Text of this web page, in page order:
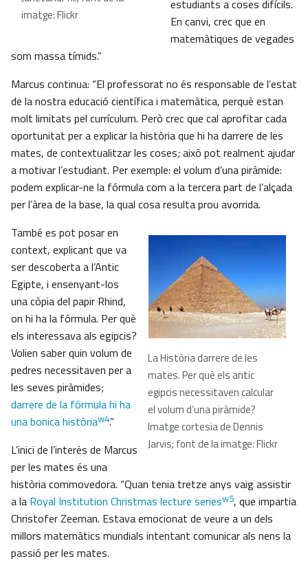
imatge: Flickr
estudiants a coses difícils.
En canvi, crec que en
matemàtiques de vegades
som massa tímids.”
Marcus continua: “El professorat no és responsable de l’estat
de la nostra educació científica i matemàtica, perquè estan
molt limitats pel currículum. Però crec que cal aprofitar cada
oportunitat per a explicar la història que hi ha darrere de les
mates, de contextualitzar les coses; això pot realment ajudar
a motivar l’estudiant. Per exemple: el volum d’una piràmide:
podem explicar-ne la fórmula com a la tercera part de l’alçada
per l’àrea de la base, la qual cosa resulta prou avorrida.
La Història darrere de les
mates. Per què els antic
egipcis necessitaven calcular
el volum d’una piràmide?
Imatge cortesia de Dennis
Jarvis; font de la imatge: Flickr
També es pot posar en
context, explicant que va
ser descoberta a l’Antic
Egipte, i ensenyant-los
una còpia del papir Rhind,
on hi ha la fórmula. Per què
els interessava als egipcis?
Volien saber quin volum de
pedres necessitaven per a
les seves piràmides;
darrere de la fórmula hi ha
una bonica històriaw4.”
L’inici de l’interès de Marcus
per les mates és una
història commovedora. “Quan tenia tretze anys vaig assistir
a la Royal Institution Christmas lecture seriesw5, que impartia
Christofer Zeeman. Estava emocionat de veure a un dels
millors matemàtics mundials intentant comunicar als nens la
passió per les mates.